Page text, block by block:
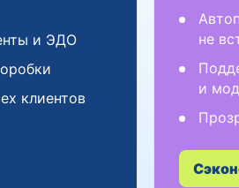
и ЭДО
клиентов
не
и